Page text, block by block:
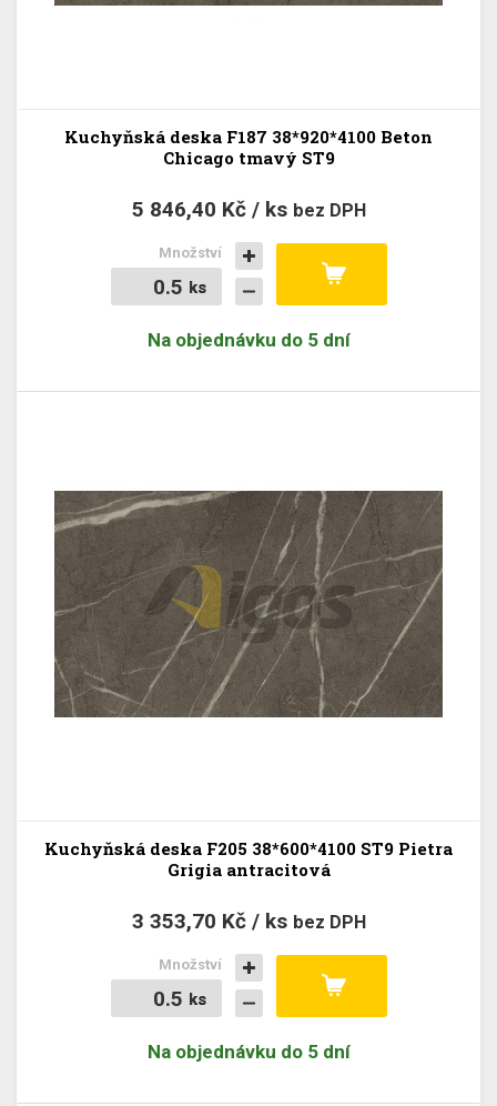
Kuchyňská deska F187 38*920*4100 Beton
Chicago tmavý ST9
5 846,40 Kč / ks bez DPH
ks
ks
Množství
Na objednávku do 5 dní
Kuchyňská deska F205 38*600*4100 ST9 Pietra
Grigia antracitová
3 353,70 Kč / ks bez DPH
ks
ks
Množství
Na objednávku do 5 dní